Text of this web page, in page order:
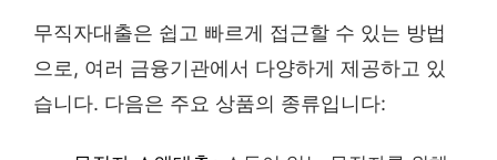
무직자대출은 쉽고 빠르게 접근할 수 있는 방법
으로, 여러 금융기관에서 다양하게 제공하고 있
습니다. 다음은 주요 상품의 종류입니다: